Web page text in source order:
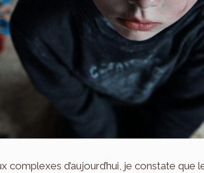
complexes d’aujourd’hui, je constate que